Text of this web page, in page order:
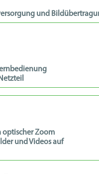
und
optischer Zoom
und Videos auf